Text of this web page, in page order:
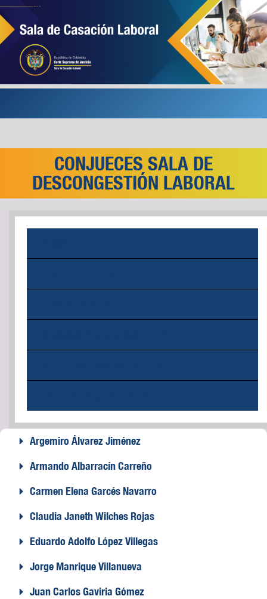
CONJUECES SALA DE
DESCONGESTIÓN LABORAL
Argemiro Álvarez Jiménez
Armando Albarracín Carreño
Carmen Elena Garcés Navarro
Claudia Janeth Wilches Rojas
Eduardo Adolfo López Villegas
Jorge Manrique Villanueva
Juan Carlos Gaviria Gómez